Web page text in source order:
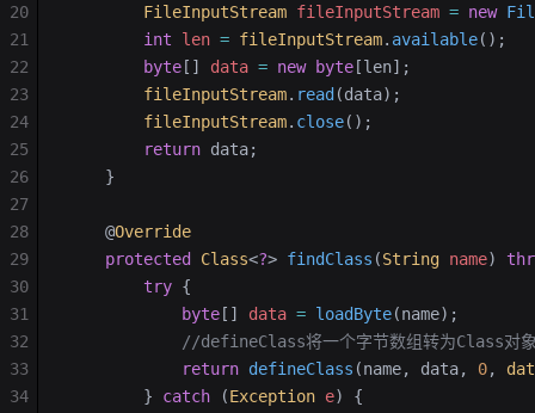
        FileInputStream
fileInputStream = new
        int
len = fileInputStream. available();
        byte
[] data = new byte [len];
        fileInputStream
. read (data);
        fileInputStream
. close();
        return
data;
    }
    @
Override
    protected
Class<?> findClass (String name)
        try
{
            byte
[] data = loadByte(name);
//defineClass将一个字节数组转为Class对
            return
defineClass (name, data, 0,
        }
catch (Exception e) {
20
21
22
23
24
25
26
27
28
29
30
31
32
33
34